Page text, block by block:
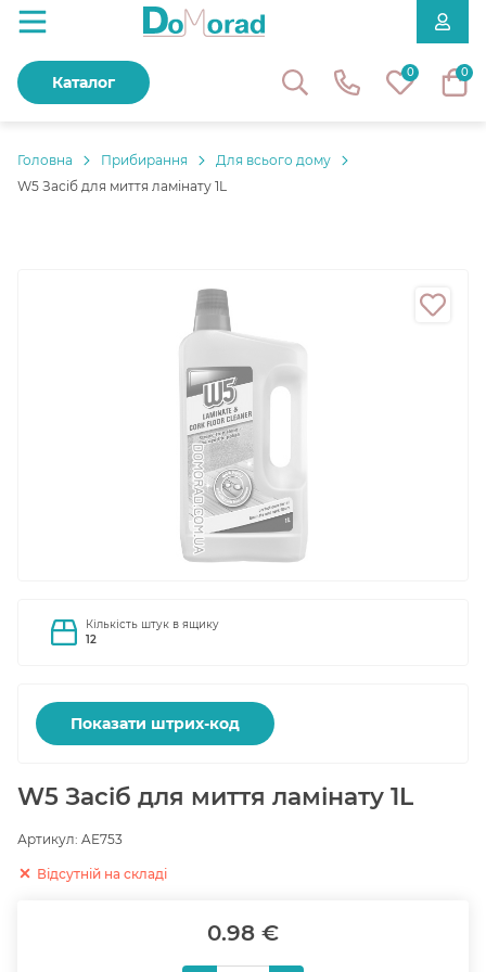
0 0
Каталог
Головнa Прибирання
Для всього дому
W5 Засіб для миття ламінату 1L
Кількість штук в ящику
12
Показати штрих-код
W5 Засіб для миття ламінату 1L
Артикул: AE753
Відсутній на складі
0.98 €